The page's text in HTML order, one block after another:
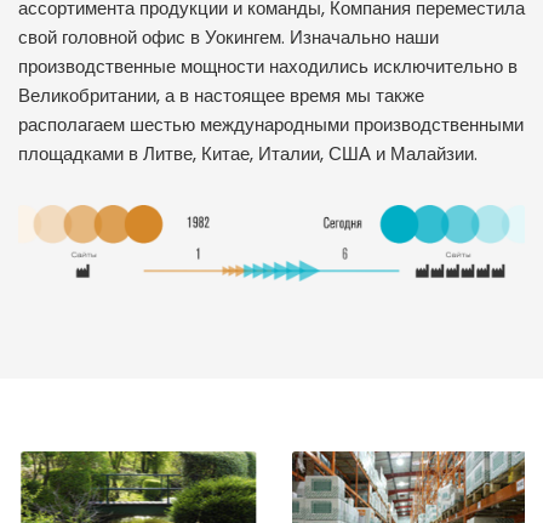
ассортимента продукции и команды, Компания переместила
свой головной офис в Уокингем. Изначально наши
производственные мощности находились исключительно в
Великобритании, а в настоящее время мы также
располагаем шестью международными производственными
площадками в Литве, Китае, Италии, США и Малайзии.